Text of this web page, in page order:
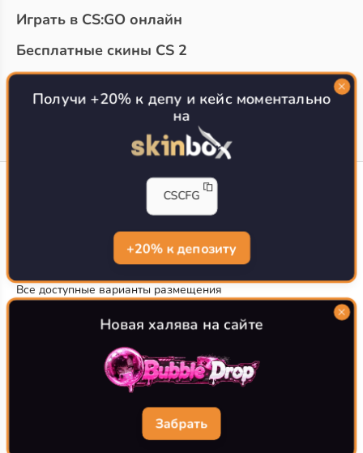
Играть в CS:GO онлайн
Бесплатные скины CS 2
CS-CONFIG.com © 2020-2026 г.
Политика конфиденциальности
РЕКЛАМА НА САЙТЕ
Все доступные варианты размещения
Согласие на обработку данных
О CS-CONFIG.COM
CFG pro CS 2 - именно это мы и размещаем на нашем
проекте, иными словами мы предоставляем пользователям
конфиги про игроков кс2. Также вы сможете
самостоятельно поделиться своими настройками с другими
WebZapusk.ru
Получи +20% к депу и кейс моментально
на
CSCFG
+20% к депозиту
Новая халява на сайте
Забрать